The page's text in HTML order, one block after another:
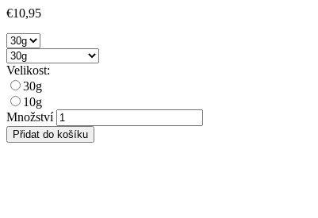
€10,95
Velikost:
30g
10g
Množství
Přidat do košíku